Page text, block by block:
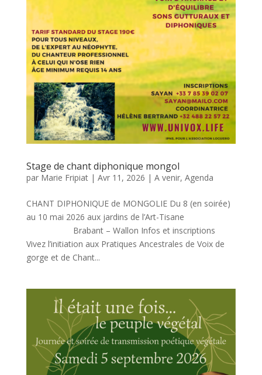
Stage de chant diphonique mongol
par Marie Fripiat| Avr 11, 2026 | A venir, Agenda
CHANT DIPHONIQUE de MONGOLIE Du 8 (en soirée)
au 10 mai 2026 aux jardins de l’Art-Tisane
Brabant – Wallon Infos et inscriptions
Vivez l’initiation aux Pratiques Ancestrales de Voix de
gorge et de Chant...